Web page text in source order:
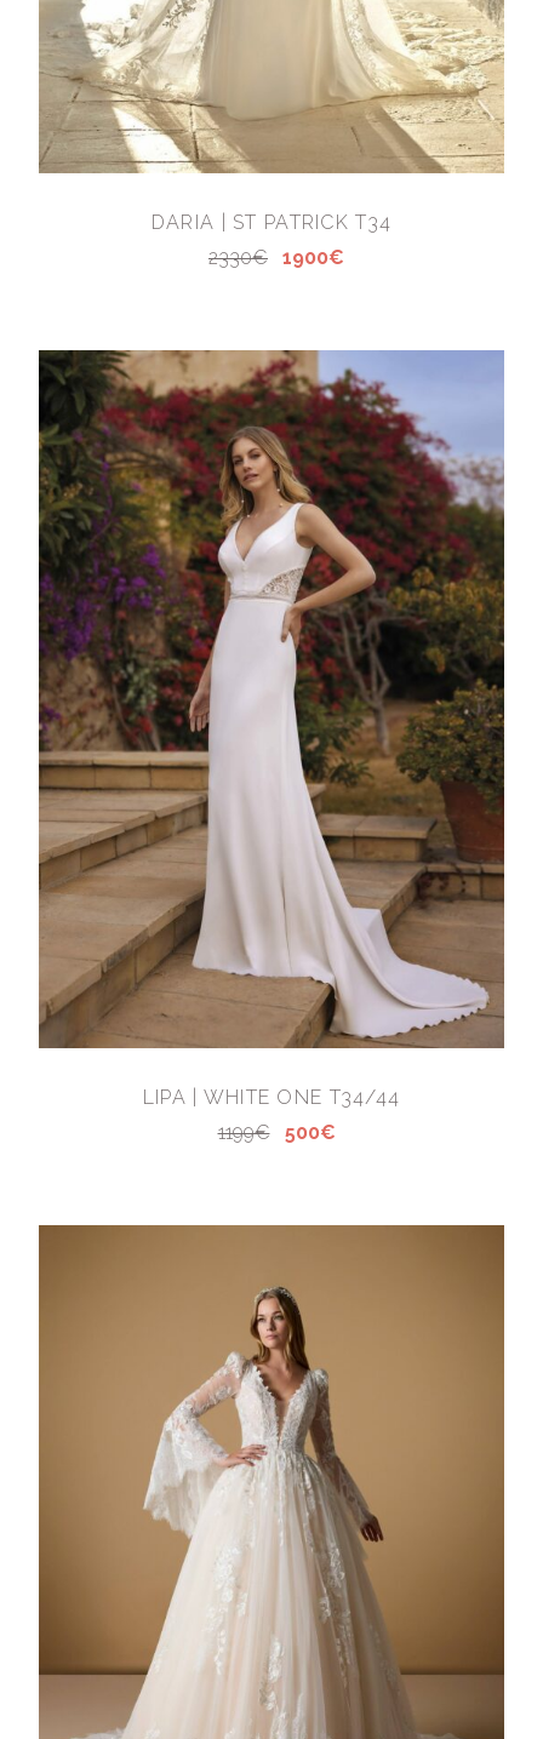
DARIA | ST PATRICK T34
2330€
1900€
LIPA | WHITE ONE T34/44
1199€
500€